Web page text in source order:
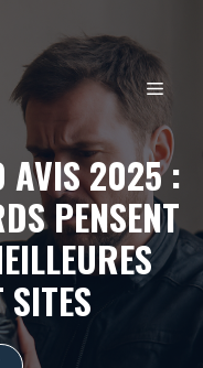
AVIS 2025 :
PENSENT